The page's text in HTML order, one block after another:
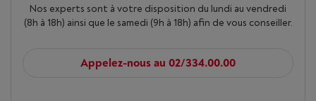
Nos experts sont à votre disposition du lundi au vendredi
(8h à 18h) ainsi que le samedi (9h à 18h) afin de vous conseiller.
Appelez-nous au 02/334.00.00